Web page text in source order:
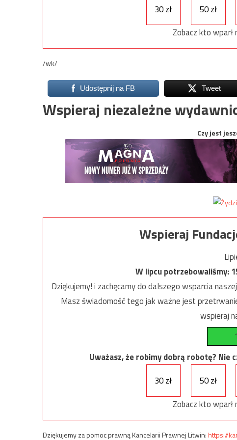
30 zł 50 zł
Zobacz kto wparł
/wk/
Udostępnij na FB Tweet
Wspieraj niezależne
Czy jest
Wspieraj
W lipcu potrzebowaliśmy:
Dziękujemy! i zachęcamy do dalszego wsparcia
Masz świadomość tego jak ważne jest
wspieraj
Uważasz, że robimy dobrą robotę? Nie
30 zł
50 zł
Zobacz kto wparł
Dziękujemy za pomoc prawną Kancelarii Prawnej Litwin:https://